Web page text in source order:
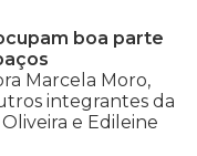
boa parte
Marcela Moro,
integrantes da
e Edileine